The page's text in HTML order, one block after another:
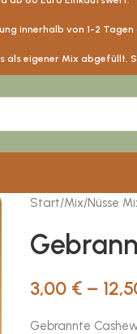
innerhalb von 1-2
eigener Mix
Start/Mix/Nüsse
3,00 € –
Gebrannte